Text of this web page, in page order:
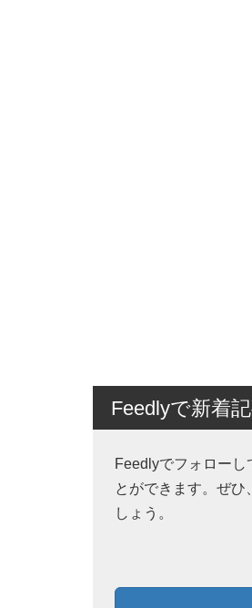
Feedlyで新着
Feedlyでフォローし
とができます。ぜひ
しょう。